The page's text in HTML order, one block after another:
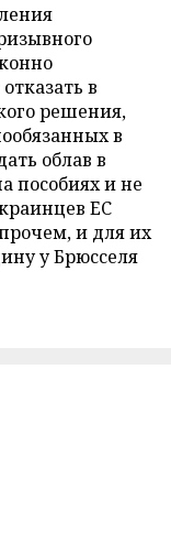
в
решения,
в
облав в
пособиях и не
ЕС
и для их
у Брюсселя